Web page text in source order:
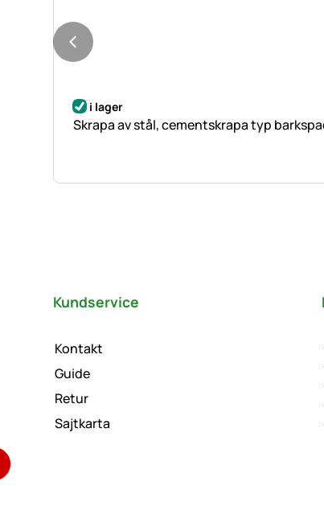
i lager
Skrapa av stål, cementskrapa typ
Kundservice
Kontakt
Guide
Retur
Sajtkarta